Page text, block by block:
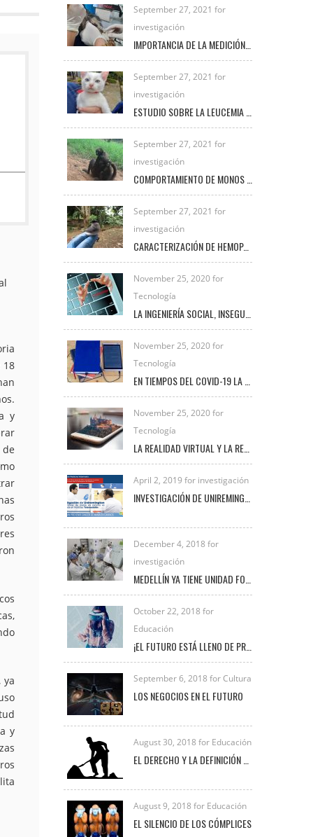
18
y
ya
y
September 27, 2021 for
investigación
September 27, 2021 for
investigación
September 27, 2021 for
investigación
September 27, 2021 for
investigación
CARACTERIZACIÓN DE HEMOPARÁSITOS PRESENTES EN AVES SILVESTRES EN EL MUNICIPIO DE FREDONIA DURANTE EL PERIODO 2020 – 2021
November 25, 2020 for
Tecnología
November 25, 2020 for
Tecnología
November 25, 2020 for
Tecnología
April 2, 2019 for investigación
December 4, 2018 for
investigación
October 22, 2018 for
Educación
September 6, 2018 for Cultura
LOS NEGOCIOS EN EL FUTURO
August 30, 2018 for Educación
August 9, 2018 for Educación
EL SILENCIO DE LOS CÓMPLICES